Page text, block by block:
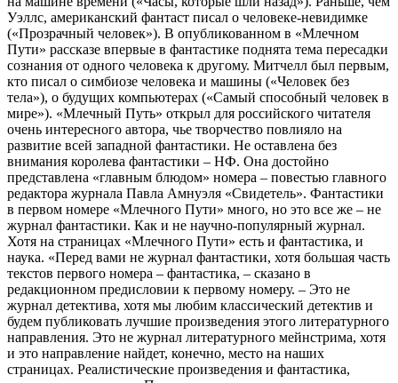
Уэллс, американский фантаст писал о человеке-невидимке
(«Прозрачный человек»). В опубликованном в «Млечном
Пути» рассказе впервые в фантастике поднята тема пересадки
сознания от одного человека к другому. Митчелл был первым,
кто писал о симбиозе человека и машины («Человек без
тела»), о будущих компьютерах («Самый способный человек в
мире»). «Млечный Путь» открыл для российского читателя
очень интересного автора, чье творчество повлияло на
развитие всей западной фантастики. Не оставлена без
внимания королева фантастики – НФ. Она достойно
представлена «главным блюдом» номера – повестью главного
редактора журнала Павла Амнуэля «Свидетель». Фантастики
в первом номере «Млечного Пути» много, но это все же – не
журнал фантастики. Как и не научно-популярный журнал.
Хотя на страницах «Млечного Пути» есть и фантастика, и
наука. «Перед вами не журнал фантастики, хотя большая часть
текстов первого номера – фантастика, – сказано в
редакционном предисловии к первому номеру. – Это не
журнал детектива, хотя мы любим классический детектив и
будем публиковать лучшие произведения этого литературного
направления. Это не журнал литературного мейнстрима, хотя
и это направление найдет, конечно, место на наших
страницах. Реалистические произведения и фантастика,